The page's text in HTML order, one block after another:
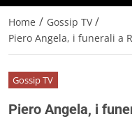
Home / Gossip TV /
Piero Angela, i funerali a
Gossip TV
Piero Angela, i